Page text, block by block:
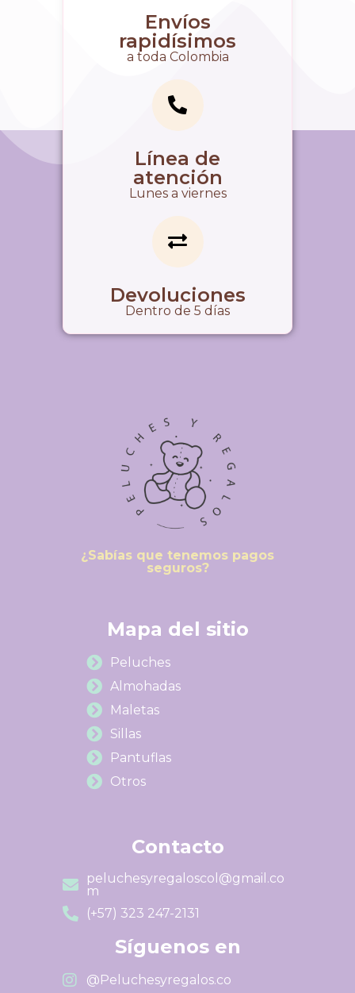
Envíos
rapidísimos
a toda Colombia
Línea de
atención
Lunes a viernes
Devoluciones
Dentro de 5 días
¿Sabías que tenemos pagos
seguros?
Mapa del sitio
Peluches
Almohadas
Maletas
Sillas
Pantuflas
Otros
Contacto
peluchesyregaloscol@gmail.co
m
(+57) 323 247-2131
Síguenos en
@Peluchesyregalos.co